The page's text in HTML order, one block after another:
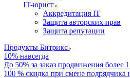
IT-юрист
Аккредитация IT
Защита авторских прав
Защита репутации
Продукты Битрикс
10% навсегда
До 50% за заказ продвижения более 1
100 % скидка при смене подрядчика